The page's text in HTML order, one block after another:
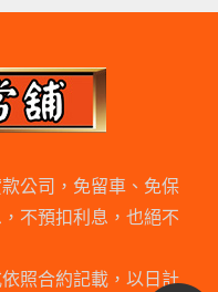
公司，免留車、免保
不預扣利息，也絕不
照合約記載，以日計